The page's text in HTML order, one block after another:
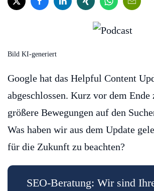
Bild KI-generiert
Google hat das Helpful Content
abgeschlossen. Kurz vor dem Ende
größere Bewegungen auf den
Was haben wir aus dem Update
für die Zukunft zu beachten?
SEO-Beratung: Wir sind